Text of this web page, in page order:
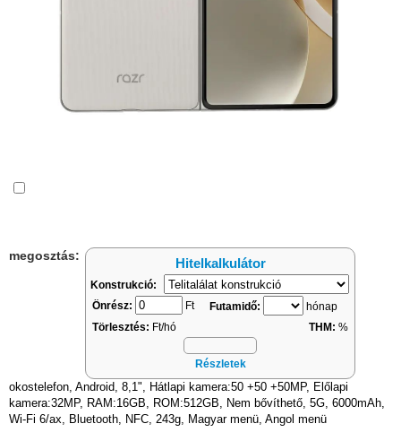
megosztás:
Hitelkalkulátor
Konstrukció:
Önrész:
Ft Futamidő:
hónap
Törlesztés: Ft/hó THM: %
Részletek
okostelefon, Android, 8,1", Hátlapi kamera:50 +50 +50MP, Előlapi
kamera:32MP, RAM:16GB, ROM:512GB, Nem bővíthető, 5G, 6000mAh,
Wi-Fi 6/ax, Bluetooth, NFC, 243g, Magyar menü, Angol menü